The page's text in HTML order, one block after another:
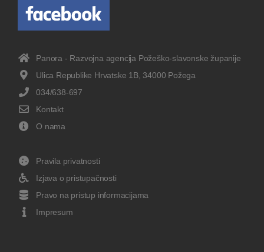
Panora - Razvojna agencija Požeško-slavonske županije
Ulica Republike Hrvatske 1B, 34000 Požega
034/638-697
Kontakt
O nama
Pravila privatnosti
Izjava o pristupačnosti
Pravo na pristup informacijama
Impresum